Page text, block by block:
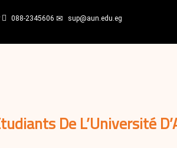
088-2345606 sup@aun.edu.eg
De L’Université